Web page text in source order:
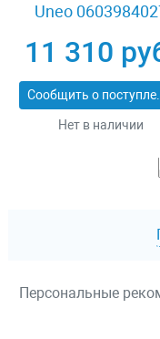
Uneo
11 310
Нет в наличии
Персональные